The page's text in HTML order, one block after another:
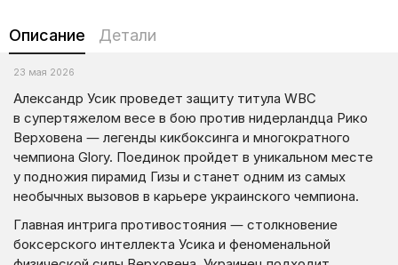
Описание Детали
23 мая 2026
Александр Усик проведет защиту титула WBC
в супертяжелом весе в бою против нидерландца Рико
Верховена — легенды кикбоксинга и многократного
чемпиона Glory. Поединок пройдет в уникальном месте
у подножия пирамид Гизы и станет одним из самых
необычных вызовов в карьере украинского чемпиона.
Главная интрига противостояния — столкновение
боксерского интеллекта Усика и феноменальной